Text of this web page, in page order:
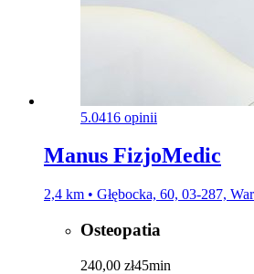
5.0416 opinii
Manus FizjoMedic
2,4 km • Głębocka, 60, 03-287,
Osteopatia
240,00 zł45min